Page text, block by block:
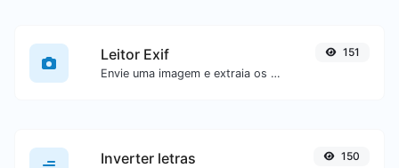
Leitor Exif
Envie uma imagem e extraia os dados dela.
151
Inverter letras 150